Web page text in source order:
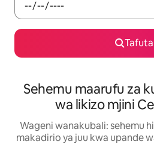
Tafuta
Sehemu maarufu za
wa likizo mjini
Wageni wanakubali: sehemu
makadirio ya juu kwa upande